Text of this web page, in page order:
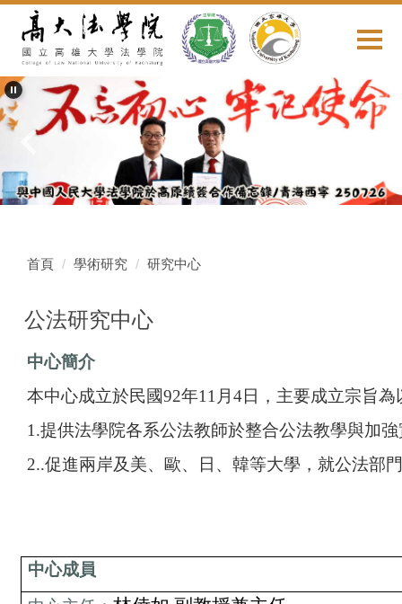
要
內
容
區
首頁 學術研究 研究中心
公法研究中心
中心簡介
本中心成立於民國92年11月 4日，主要成立宗旨為
1.提供法學院各系公法教師於整合公法教學與加
2..促進兩岸及美、歐、日、韓等大學，就公法部
中心成員